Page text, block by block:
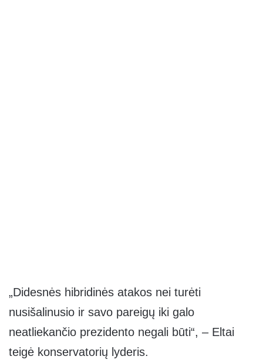
„Didesnės hibridinės atakos nei turėti
nusišalinusio ir savo pareigų iki galo
neatliekančio prezidento negali būti“, – Eltai
teigė konservatorių lyderis.